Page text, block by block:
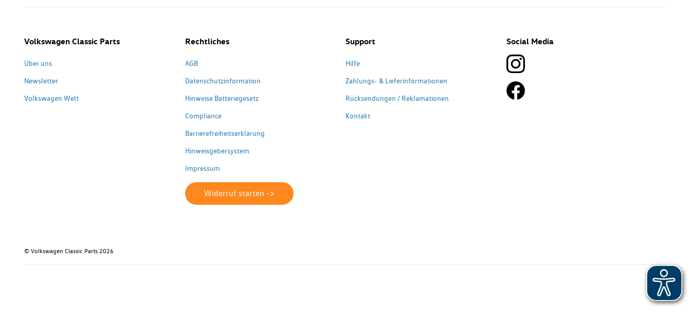
Volkswagen Classic Parts
Über uns
Newsletter
Volkswagen Welt
Rechtliches
AGB
Datenschutzinformation
Hinweise Batteriegesetz
Compliance
Barrierefreiheitserklärung
Hinweisgebersystem
Impressum
Widerruf starten ->
Support
Hilfe
Zahlungs- & Lieferinformationen
Rücksendungen / Reklamationen
Kontakt
Social Media
© Volkswagen Classic Parts 2026